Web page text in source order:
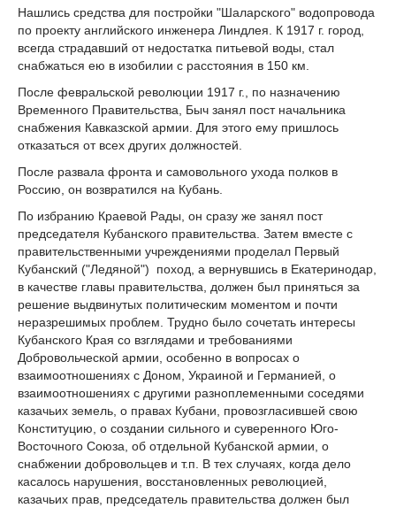
Нашлись средства для постройки "Шаларского" водопровода
по проекту английского инженера Линдлея. К 1917 г. город,
всегда страдавший от недостатка питьевой воды, стал
снабжаться ею в изобилии с расстояния в 150 км.
После февральской революции 1917 г., по назначению
Временного Правительства, Быч занял пост начальника
снабжения Кавказской армии. Для этого ему пришлось
отказаться от всех других должностей.
После развала фронта и самовольного ухода полков в
Россию, он возвратился на Кубань.
По избранию Краевой Рады, он сразу же занял пост
председателя Кубанского правительства. Затем вместе с
правительственными учреждениями проделал Первый
Кубанский ("Ледяной") поход, а вернувшись в Екатеринодар,
в качестве главы правительства, должен был приняться за
решение выдвинутых политическим моментом и почти
неразрешимых проблем. Трудно было сочетать интересы
Кубанского Края со взглядами и требованиями
Добровольческой армии, особенно в вопросах о
взаимоотношениях с Доном, Украиной и Германией, о
взаимоотношениях с другими разноплеменными соседями
казачьих земель, о правах Кубани, провозгласившей свою
Конституцию, о создании сильного и суверенного Юго-
Восточного Союза, об отдельной Кубанской армии, о
снабжении добровольцев и т.п. В тех случаях, когда дело
касалось нарушения, восстановленных революцией,
казачьих прав, председатель правительства должен был